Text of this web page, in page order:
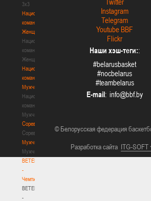
3х3
Национальная
команда.
Женщины
Национальная
команда.
Женщины
Национальная
команда.
Мужчины
Национальная
команда.
Мужчины
Соревнования
Соревнования
Мужчины
Мужчины
BETERA
-
Чемпионат
BETERA
-
Instagram
Telegram
Youtube BBF
Flickr
Наши хэш-теги::
#belarusbasket
#nocbelarus
#teambelarus
E-mail:
© Белорусская федерация
Разработка сайта ITG-SOFT